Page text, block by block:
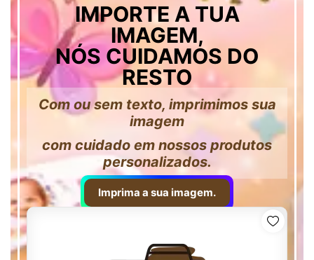
IMPORTE A TUA
IMAGEM,
NÓS CUIDAMOS DO
RESTO
Com ou sem texto, imprimimos sua
imagem
com cuidado em nossos produtos
personalizados.
Imprima a sua imagem.